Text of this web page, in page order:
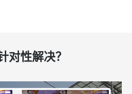
对性解决？